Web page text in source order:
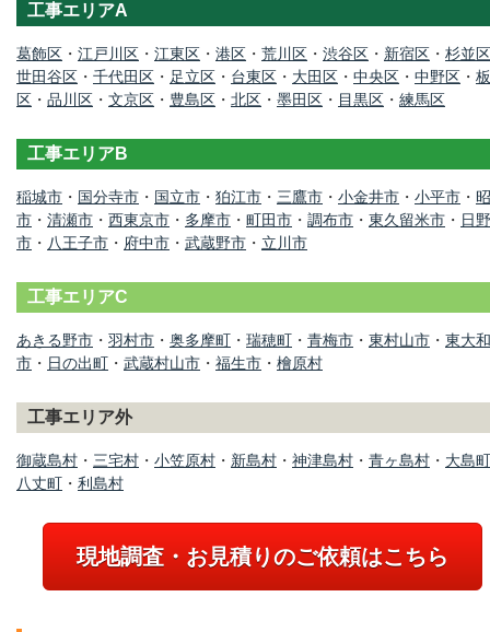
工事エリアA
葛飾区 ・ 江戸川区 ・ 江東区 ・ 港区 ・ 荒川区 ・ 渋谷区 ・ 新宿区 ・ 杉並区
世田谷区 ・ 千代田区 ・ 足立区 ・ 台東区 ・ 大田区 ・ 中央区 ・ 中野区 ・
区 ・ 品川区 ・ 文京区 ・ 豊島区 ・ 北区 ・ 墨田区 ・ 目黒区 ・ 練馬区
工事エリアB
稲城市 ・ 国分寺市 ・ 国立市 ・ 狛江市 ・ 三鷹市 ・ 小金井市 ・ 小平市 ・
市 ・ 清瀬市 ・ 西東京市 ・ 多摩市 ・ 町田市 ・ 調布市 ・ 東久留米市 ・ 日野
市 ・ 八王子市 ・ 府中市 ・ 武蔵野市 ・ 立川市
工事エリアC
あきる野市 ・ 羽村市 ・ 奥多摩町 ・ 瑞穂町 ・ 青梅市 ・ 東村山市 ・ 東大和
市 ・ 日の出町 ・ 武蔵村山市 ・ 福生市 ・ 檜原村
工事エリア外
御蔵島村 ・ 三宅村 ・ 小笠原村 ・ 新島村 ・ 神津島村 ・ 青ヶ島村 ・ 大島町
八丈町 ・ 利島村
現地調査・お見積りのご依頼はこちら